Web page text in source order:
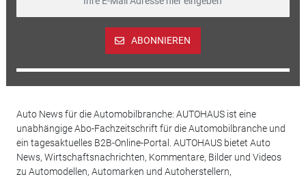
ABONNIEREN
Auto News für die Automobilbranche: AUTOHAUS ist eine
unabhängige Abo-Fachzeitschrift für die Automobilbranche und
ein tagesaktuelles B2B-Online-Portal. AUTOHAUS bietet Auto
News, Wirtschaftsnachrichten, Kommentare, Bilder und Videos
zu Automodellen, Automarken und Autoherstellern,